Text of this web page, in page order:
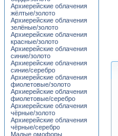
Архиерейские облачения
жёлтые/золото
Архиерейские облачения
зелёные/золото
Архиерейские облачения
красные/золото
Архиерейские облачения
синие/золото
Архиерейские облачения
синие/серебро
Архиерейские облачения
фиолетовые/золото
Архиерейские облачения
фиолетовые/серебро
Архиерейские облачения
чёрные/золото
Архиерейские облачения
чёрные/серебро
Малые омофоры